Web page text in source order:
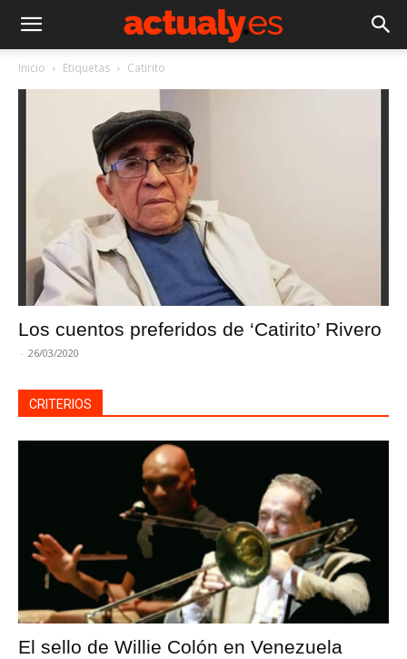
Inicio Etiquetas Catirito
Los cuentos preferidos de ‘Catirito’ Rivero
- 26/03/2020
CRITERIOS
El sello de Willie Colón en Venezuela